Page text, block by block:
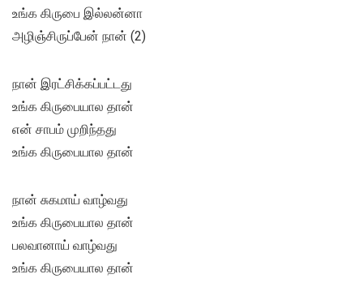
உங்க கிருபை இல்லன்னா
அழிஞ்சிருப்பேன் நான் (2)
நான் இரட்சிக்கப்பட்டது
உங்க கிருபையால தான்
என் சாபம் முறிந்தது
உங்க கிருபையால தான்
நான் சுகமாய் வாழ்வது
உங்க கிருபையால தான்
பலவானாய் வாழ்வது
உங்க கிருபையால தான்